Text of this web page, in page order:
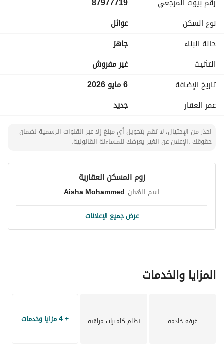
رقم بيوت المرجعي
87977719
نوع السكن
عوائل
حالة البناء
جاهز
التأثيث
غير مفروش
تاريخ الإضافة
6 مايو 2026
عمر العقار
جديد
احذر من الإحتيال، لا تقم بتحويل أي مبلغ إلا عبر القنوات الرسمية لضمان
حقوقك .الإعلان عن الغير يعرضك للمساءلة القانونية.
زوم المسكن العقارية
اسم المُعلن:Aisha Mohammed
عرض جميع الإعلانات
المزايا والخدمات
غرفة خادمة نظام كاميرات مراقبة + 4 مزايا وخدمات